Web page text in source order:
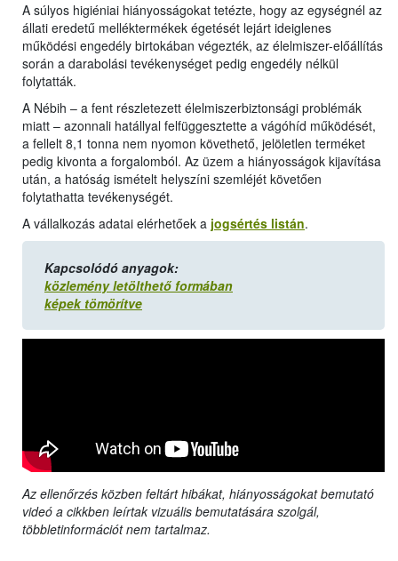
A súlyos higiéniai hiányosságokat tetézte, hogy az egységnél az
állati eredetű melléktermékek égetését lejárt ideiglenes
működési engedély birtokában végezték, az élelmiszer-előállítás
során a darabolási tevékenységet pedig engedély nélkül
folytatták.
A Nébih – a fent részletezett élelmiszerbiztonsági problémák
miatt – azonnali hatállyal felfüggesztette a vágóhíd működését,
a fellelt 8,1 tonna nem nyomon követhető, jelöletlen terméket
pedig kivonta a forgalomból. Az üzem a hiányosságok kijavítása
után, a hatóság ismételt helyszíni szemléjét követően
folytathatta tevékenységét.
A vállalkozás adatai elérhetőek a jogsértés listán.
Kapcsolódó anyagok:
közlemény letölthető formában
képek tömörítve
Az ellenőrzés közben feltárt hibákat, hiányosságokat bemutató
videó a cikkben leírtak vizuális bemutatására szolgál,
többletinformációt nem tartalmaz.